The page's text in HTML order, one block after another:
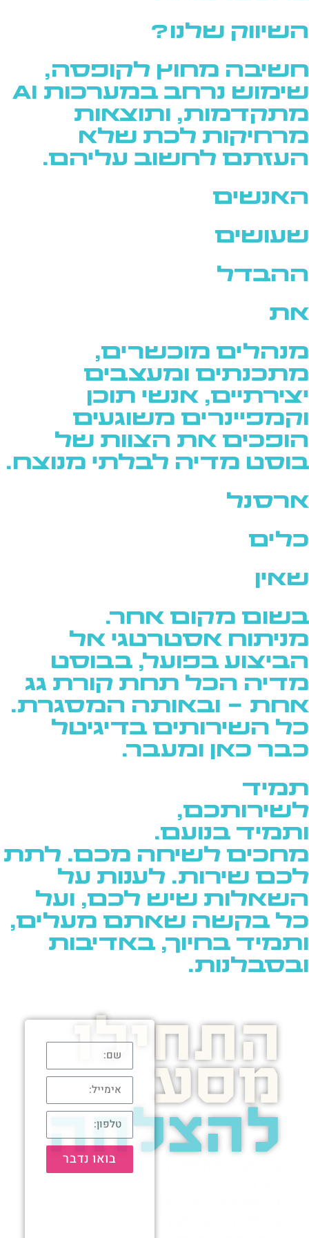
השיווק שלנו?
חשיבה מחוץ לקופסה,
שימוש נרחב במערכות AI
מתקדמות, ותוצאות
מרחיקות לכת שלא
העזתם לחשוב עליהם.
האנשים
שעושים
ההבדל
את
מנהלים מוכשרים,
מתכנתים ומעצבים
יצירתיים, אנשי תוכן
וקמפיינרים משוגעים
הופכים את הצוות של
בוסט מדיה לבלתי מנוצח.
ארסנל
כלים
שאין
בשום מקום אחר.
מניתוח אסטרטגי אל
הביצוע בפועל, בבוסט
מדיה הכל תחת קורת גג
אחת - ובאותה המסגרת.
כל השירותים בדיגיטל
כבר כאן ומעבר.
תמיד
לשירותכם,
ותמיד בנועם.
מחכים לשיחה מכם. לתת
לכם שירות. לענות על
השאלות שיש לכם, ועל
כל בקשה שאתם מעלים,
ותמיד בחיוך, באדיבות
ובסבלנות.
התחילו
מסע
להצלחה
בואו נדבר